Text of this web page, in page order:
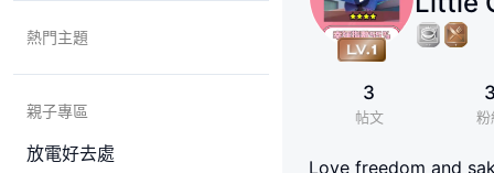
熱門主題
親子專區
放電好去處
3
帖文
3
粉
Love freedom and